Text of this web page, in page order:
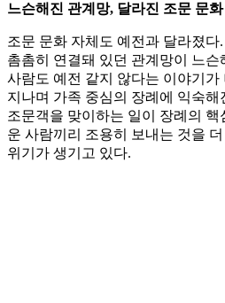
느슨해진 관계망, 달라진 조문 문화
조문 문화 자체도 예전과 달라졌다
촘촘히 연결돼 있던 관계망이 느
사람도 예전 같지 않다는 이야기가
지나며 가족 중심의 장례에 익숙
조문객을 맞이하는 일이 장례의
운 사람끼리 조용히 보내는 것을
위기가 생기고 있다.